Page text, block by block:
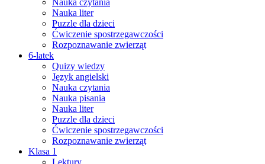
Nauka liter
Puzzle dla dzieci
Ćwiczenie spostrzegawczości
Rozpoznawanie zwierząt
6-latek
Quizy wiedzy
Język angielski
Nauka czytania
Nauka pisania
Nauka liter
Puzzle dla dzieci
Ćwiczenie spostrzegawczości
Rozpoznawanie zwierząt
Klasa 1
Lektury